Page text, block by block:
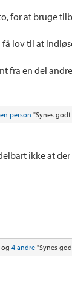
for at bruge
lov til at
fra en del
person "Synes
ikke at
og 4 andre "Synes